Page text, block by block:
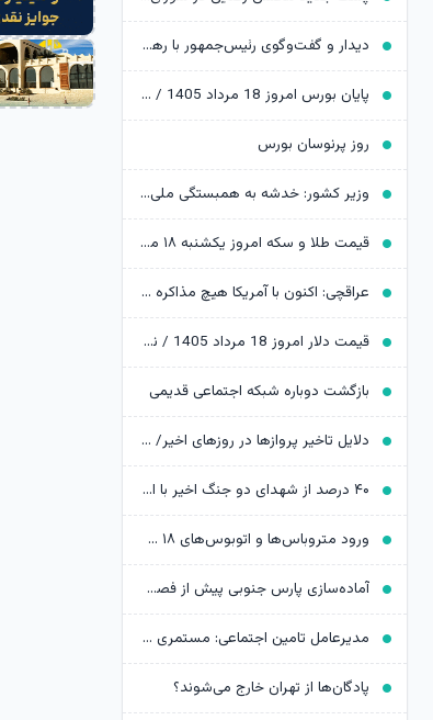
دیدار و گفت‌وگوی رئیس‌جمهور با رهبر معظم انقلاب درباره مسائل اقتصادی و نظامی کشور
پایان بورس امروز 18 مرداد 1405 / سقف تاریخی ارزش معاملات خرد شکسته شد
روز پرنوسان بورس
وزیر کشور: خدشه به همبستگی ملی گناهی نابخشودنی است
قیمت طلا و سکه امروز یکشنبه ۱۸ مرداد ۱۴۰۵ / اصلاح قیمت‌ها در بازار طلا ادامه دارد
عراقچی: اکنون با آمریکا هیچ مذاکره ای نداریم
قیمت دلار امروز 18 مرداد 1405 / نوسان دلار در کریدور 180 هزار تومانی
بازگشت دوباره شبکه اجتماعی قدیمی
دلایل تاخیر پروازها در روزهای اخیر/ به دنبال جایگزینی هواپیماهای نو هستیم
۴۰ درصد از شهدای دو جنگ اخیر با استفاده از علم ژنتیک شناسایی شدند/ ۳۵۱۹ شهید جنگ رمضان
ورود متروباس‌ها و اتوبوس‌های ۱۸ متری برقی به تهران
آماده‌سازی پارس جنوبی پیش از فصل سرد
مدیرعامل تامین اجتماعی: مستمری بازنشستگان فاصله زیادی با هزینه‌های آنها دارد
پادگان‌ها از تهران خارج می‌شوند؟